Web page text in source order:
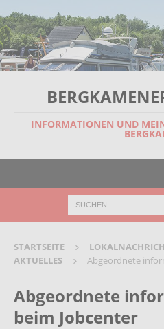
INFORMATIONEN UND
STARTSEITE
AKTUELLES
Abgeordnete
Abgeordnete
beim Jobcenter